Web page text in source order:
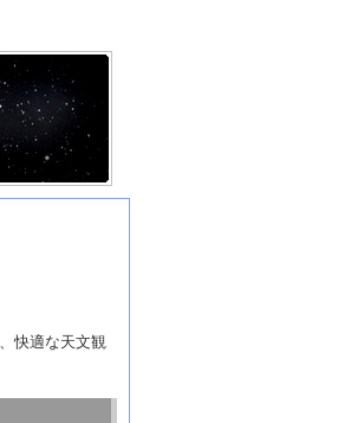
快適な天文観